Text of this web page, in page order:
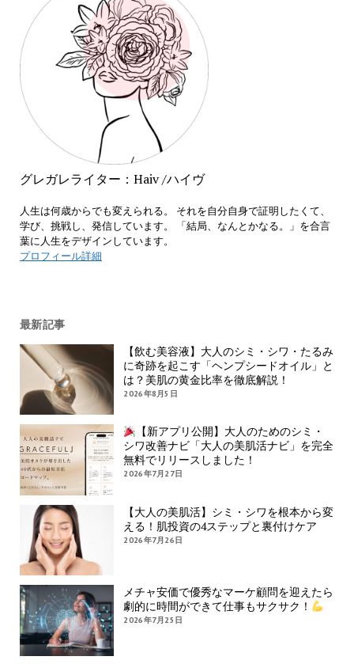
グレガレライター：Haiv /ハイヴ
人生は何歳からでも変えられる。 それを自分自身で証明したくて、
学び、挑戦し、発信しています。 「結局、なんとかなる。」を合言
葉に人生をデザインしています。
プロフィール詳細
最新記事
【飲む美容液】大人のシミ・シワ・たるみ
に奇跡を起こす「ヘンプシードオイル」と
は？美肌の黄金比率を徹底解説！
2026年8月5日
【新アプリ公開】大人のためのシミ・
シワ改善ナビ「大人の美肌活ナビ」を完全
無料でリリースしました！
2026年7月27日
【大人の美肌活】シミ・シワを根本から変
える！肌投資の4ステップと裏付けケア
2026年7月26日
メチャ安価で優秀なマーケ顧問を迎えたら
劇的に時間ができて仕事もサクサク！
2026年7月25日